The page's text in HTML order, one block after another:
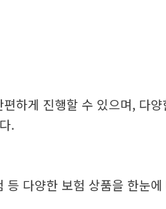
하게 진행할 수 있으며, 다
.
다양한 보험 상품을 한눈